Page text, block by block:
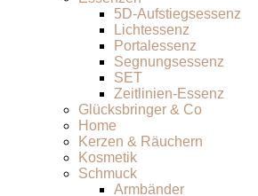
5D-Aufstiegsessenz
Lichtessenz
Portalessenz
Segnungsessenz
SET
Zeitlinien-Essenz
Glücksbringer & Co
Home
Kerzen & Räuchern
Kosmetik
Schmuck
Armbänder